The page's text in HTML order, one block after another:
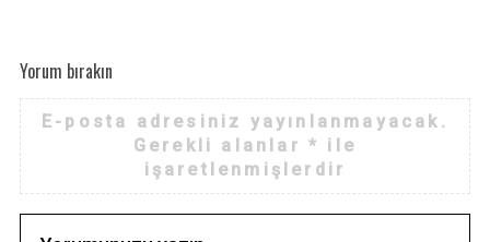
Yorum bırakın
E-posta adresiniz yayınlanmayacak.
Gerekli alanlar* ile
işaretlenmişlerdir